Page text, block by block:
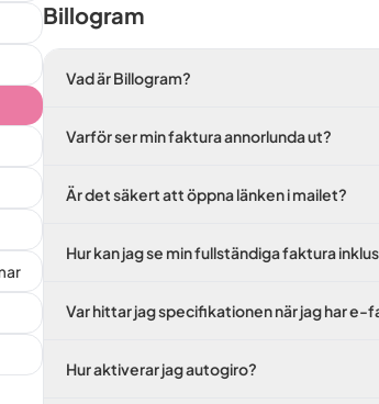
Billogram
Vad är Billogram?
Varför ser min faktura annorlunda ut?
Är det säkert att öppna länken i mailet?
Hur kan jag se min fullständiga faktura
Var hittar jag specifikationen när jag har e-
Hur aktiverar jag autogiro?